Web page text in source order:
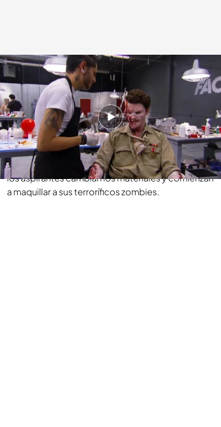
energy.es
30 ENE 2014 - 12:46h.
Compartir
Después de enterarse de que sus zombies
tendrán que hacer un espectáculo, la mayoría de
los aspirantes cambian los materiales y comienzan
a maquillar a sus terroríficos zombies.